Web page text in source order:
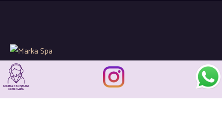
Global spa sektöründeki gelişimleri ve yenilikleri
sizler için yakından takip ederek kaliteli hizmetlerin en ince